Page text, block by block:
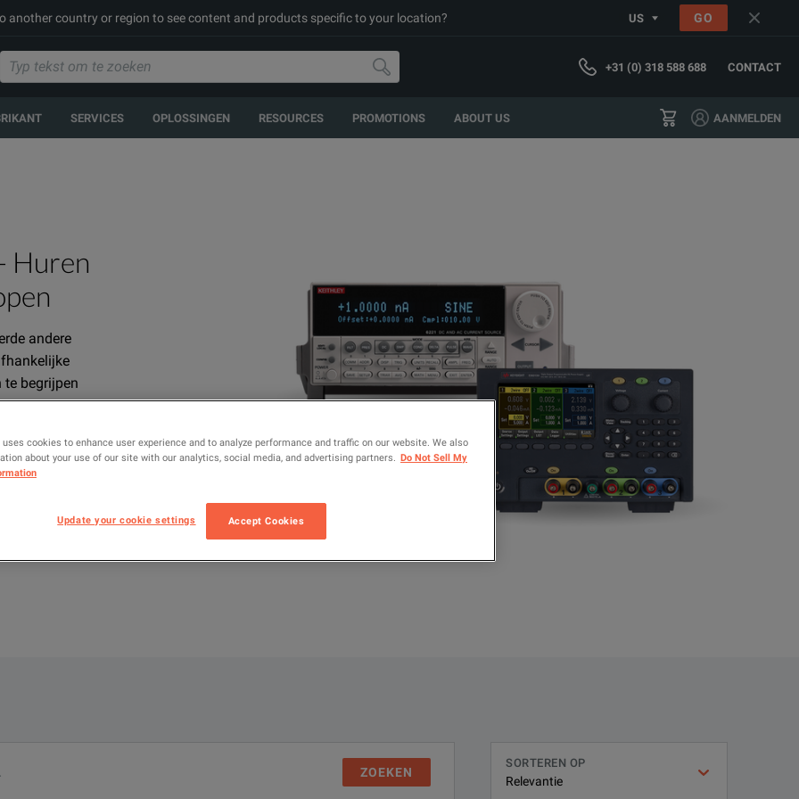
another country or region to see content and products specific to your location? US GO
+31 (0) 318 588 688 CONTACT
SERVICES OPLOSSINGEN RESOURCES PROMOTIONS ABOUT US AANMELDEN
Huren
andere
begrijpen
test- en
te huur of
u te helpen
de
andere RF-
ZOEKEN
SORTEREN OP
cookies to enhance user experience and to analyze performance and traffic on our website. We also
about your use of our site with our analytics, social media, and advertising partners. Do Not Sell My
Update your cookie settings Accept Cookies